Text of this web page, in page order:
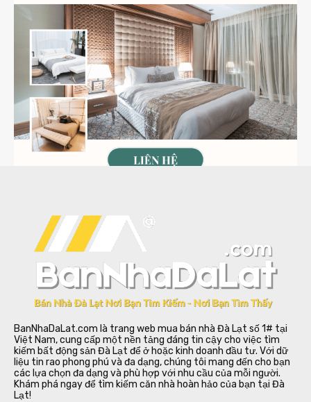
BanNhaDaLat.com là trang web mua bán nhà Đà Lạt số 1# tại
Việt Nam, cung cấp một nền tảng đáng tin cậy cho việc tìm
kiếm bất động sản Đà Lạt để ở hoặc kinh doanh đầu tư. Với dữ
liệu tin rao phong phú và đa dạng, chúng tôi mang đến cho bạn
các lựa chọn đa dạng và phù hợp với nhu cầu của mỗi người.
Khám phá ngay để tìm kiếm căn nhà hoàn hảo của bạn tại Đà
Lạt!